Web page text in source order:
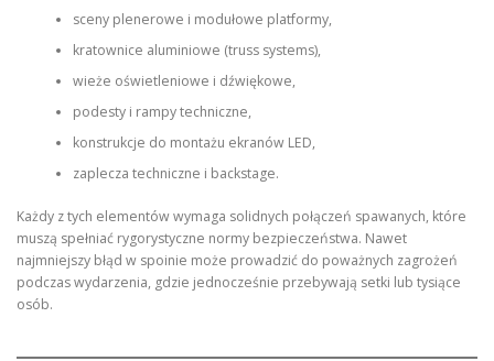
sceny plenerowe i modułowe platformy,
kratownice aluminiowe (truss systems),
wieże oświetleniowe i dźwiękowe,
podesty i rampy techniczne,
konstrukcje do montażu ekranów LED,
zaplecza techniczne i backstage.
Każdy z tych elementów wymaga solidnych połączeń spawanych, które
muszą spełniać rygorystyczne normy bezpieczeństwa. Nawet
najmniejszy błąd w spoinie może prowadzić do poważnych zagrożeń
podczas wydarzenia, gdzie jednocześnie przebywają setki lub tysiące
osób.